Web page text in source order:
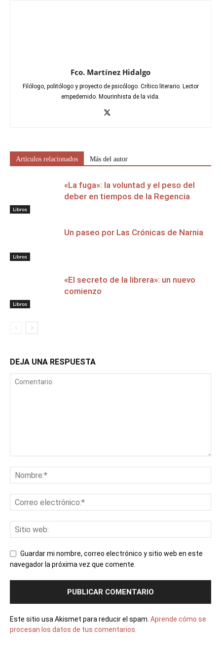
Fco. Martínez Hidalgo
Filólogo, politólogo y proyecto de psicólogo. Crítico literario. Lector
empedernido. Mourinhista de la vida.
Artículos relacionados Más del autor
Libros
«La fuga»: la voluntad y el peso del
deber en tiempos de la Regencia
Libros
Un paseo por Las Crónicas de Narnia
Libros
«El secreto de la librera»: un nuevo
comienzo
DEJA UNA RESPUESTA
Guardar mi nombre, correo electrónico y sitio web en este
navegador la próxima vez que comente.
Este sitio usa Akismet para reducir el spam. Aprende cómo se
procesan los datos de tus comentarios.